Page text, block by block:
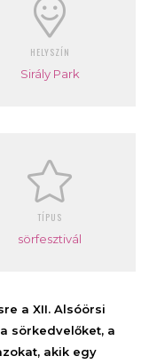
HELYSZÍN
Sirály Park
TÍPUS
sörfesztivál
a XII. Alsóörsi
sörkedvelőket, a
akik egy